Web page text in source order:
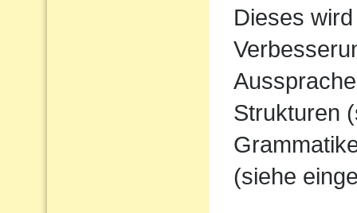
Dieses
Strukturen
(siehe